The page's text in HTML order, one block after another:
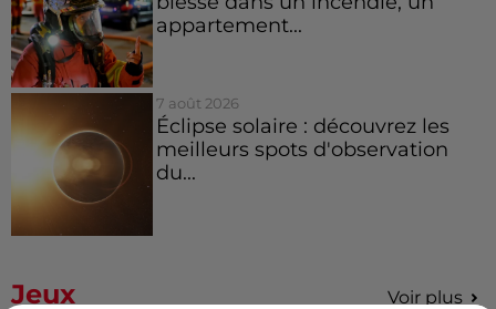
appartement...
7 août 2026
Éclipse solaire : découvrez les
meilleurs spots d'observation
du...
Jeux Voir plus